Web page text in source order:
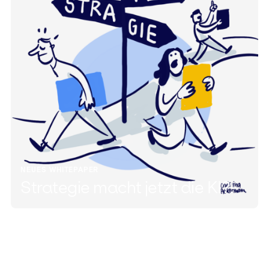
Strategie macht jetzt die KI?!